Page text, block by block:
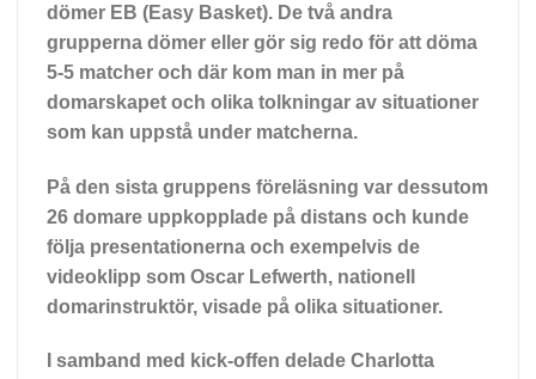
dömer EB (Easy Basket). De två andra
grupperna dömer eller gör sig redo för att döma
5-5 matcher och där kom man in mer på
domarskapet och olika tolkningar av situationer
som kan uppstå under matcherna.
På den sista gruppens föreläsning var dessutom
26 domare uppkopplade på distans och kunde
följa presentationerna och exempelvis de
videoklipp som Oscar Lefwerth, nationell
domarinstruktör, visade på olika situationer.
I samband med kick-offen delade Charlotta